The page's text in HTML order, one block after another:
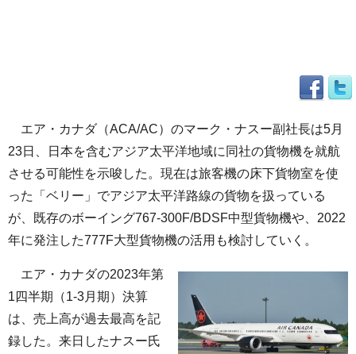
エア・カナダ（ACA/AC）のマーク・ナスー副社長は5月
23日、日本を含むアジア太平洋地域に同社の貨物機を就航
させる可能性を示唆した。現在は旅客機の床下貨物室を使
った「ベリー」でアジア太平洋路線の貨物を扱っている
が、既存のボーイング767-300F/BDSF中型貨物機や、2022
年に発注した777F大型貨物機の活用も検討していく。
エア・カナダの2023年第
1四半期（1-3月期）決算
は、売上高が過去最高を記
録した。来日したナスー氏